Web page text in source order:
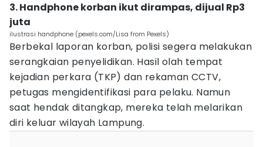
3. Handphone korban ikut dirampas, dijual Rp3
juta
ilustrasi handphone (pexels.com/Lisa from Pexels)
Berbekal laporan korban, polisi segera melakukan
serangkaian penyelidikan. Hasil olah tempat
kejadian perkara (TKP) dan rekaman CCTV,
petugas mengidentifikasi para pelaku. Namun
saat hendak ditangkap, mereka telah melarikan
diri keluar wilayah Lampung.